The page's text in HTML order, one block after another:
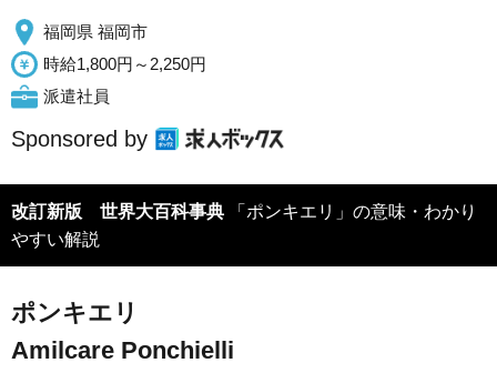
福岡県 福岡市
時給1,800円～2,250円
派遣社員
Sponsored by
改訂新版 世界大百科事典 「ポンキエリ」の意味・わかり
やすい解説
ポンキエリ
Amilcare Ponchielli